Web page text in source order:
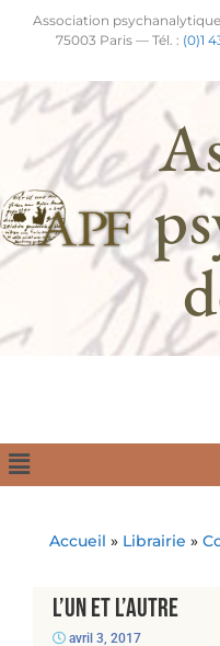
Association
75003 Paris — Tél. : (0)1
Accueil » Librairie »
L’un et l’autre
avril 3, 2017